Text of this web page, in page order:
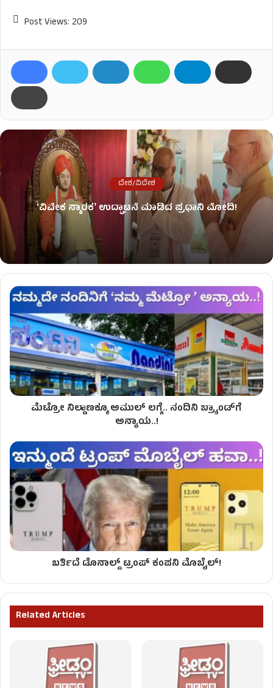
Post Views: 209
ದೇಶ/ವಿದೇಶ
ʻವಿವೇಕ ಸ್ಮಾರಕʼ ಉದ್ಘಾಟನೆ ಮಾಡಿದ ಪ್ರಧಾನಿ ಮೋದಿ!
ಮೆಟ್ರೋ ನಿಲ್ದಾಣಕ್ಕೂ ಅಮುಲ್ ಲಗ್ಗೆ.. ನಂದಿನಿ ಬ್ರ್ಯಾಂಡ್​​ಗೆ
ಅನ್ಯಾಯ..!
ಬರ್ತಿದೆ ಡೊನಾಲ್ಡ್ ಟ್ರಂಪ್ ಕಂಪನಿ ಮೊಬೈಲ್!
Related Articles